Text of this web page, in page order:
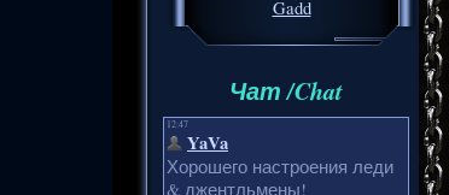
Gadd
Чат /Chat